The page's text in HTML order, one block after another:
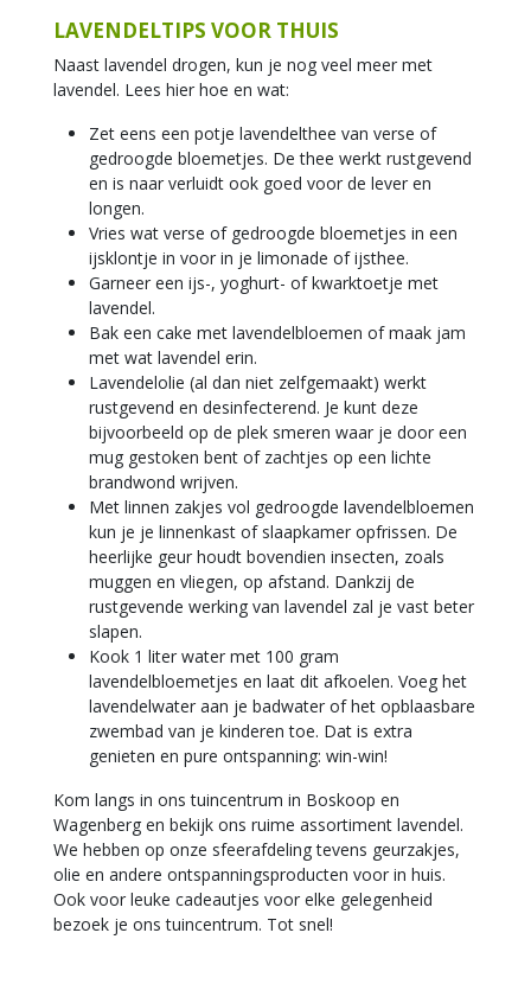
LAVENDELTIPS VOOR THUIS
Naast lavendel drogen, kun je nog veel meer met
lavendel. Lees hier hoe en wat:
Zet eens een potje lavendelthee van verse of
gedroogde bloemetjes. De thee werkt rustgevend
en is naar verluidt ook goed voor de lever en
longen.
Vries wat verse of gedroogde bloemetjes in een
ijsklontje in voor in je limonade of ijsthee.
Garneer een ijs-, yoghurt- of kwarktoetje met
lavendel.
Bak een cake met lavendelbloemen of maak jam
met wat lavendel erin.
Lavendelolie (al dan niet zelfgemaakt) werkt
rustgevend en desinfecterend. Je kunt deze
bijvoorbeeld op de plek smeren waar je door een
mug gestoken bent of zachtjes op een lichte
brandwond wrijven.
Met linnen zakjes vol gedroogde lavendelbloemen
kun je je linnenkast of slaapkamer opfrissen. De
heerlijke geur houdt bovendien insecten, zoals
muggen en vliegen, op afstand. Dankzij de
rustgevende werking van lavendel zal je vast beter
slapen.
Kook 1 liter water met 100 gram
lavendelbloemetjes en laat dit afkoelen. Voeg het
lavendelwater aan je badwater of het opblaasbare
zwembad van je kinderen toe. Dat is extra
genieten en pure ontspanning: win-win!
Kom langs in ons tuincentrum in Boskoop en
Wagenberg en bekijk ons ruime assortiment lavendel.
We hebben op onze sfeerafdeling tevens geurzakjes,
olie en andere ontspanningsproducten voor in huis.
Ook voor leuke cadeautjes voor elke gelegenheid
bezoek je ons tuincentrum. Tot snel!